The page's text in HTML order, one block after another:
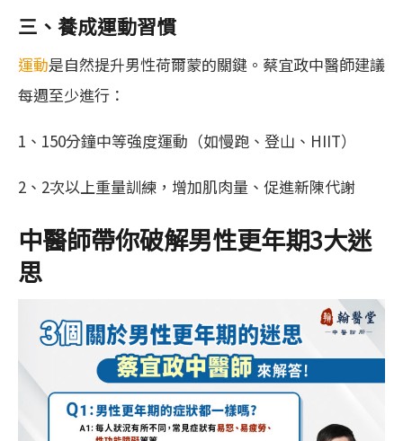
三、養成運動習慣
運動是自然提升男性荷爾蒙的關鍵。蔡宜政中醫師建議
每週至少進行：
1、150分鐘中等強度運動（如慢跑、登山、HIIT）
2、2次以上重量訓練，增加肌肉量、促進新陳代謝
中醫師帶你破解男性更年期3大迷
思